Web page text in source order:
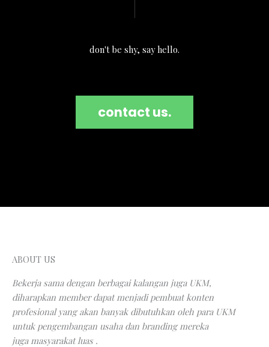
don't be shy, say hello.
contact us.
ABOUT US
Bekerja sama dengan berbagai kalangan juga UKM,
diharapkan member dapat menjadi pembuat konten
profesional yang akan banyak dibutuhkan oleh para UKM
untuk pengembangan usaha dan branding mereka
juga masyarakat luas .